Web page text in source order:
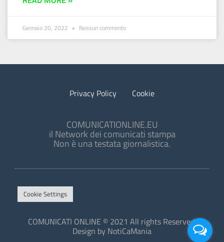
Gennaio 20, 2022 Nessun commento
Privacy Policy Cookie
COMUNICATIONLINE.EU
il Network dei comunicati stampa
Non è una testata giornalistica.
Cookie Settings
COMUNICATI ONLINE © 2021 All rights Reserved.
Design by NotiCaMania